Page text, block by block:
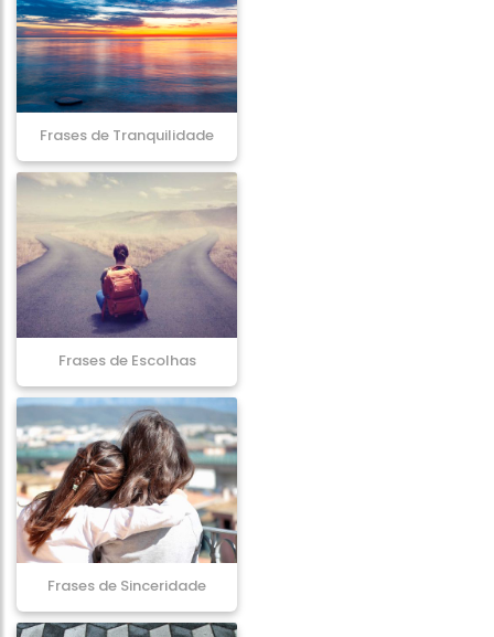
Frases de Tranquilidade
Frases de Escolhas
Frases de Sinceridade